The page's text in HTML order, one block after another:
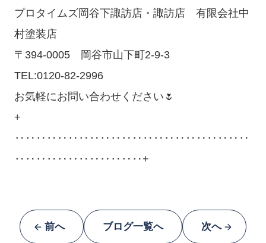
プロタイムズ岡谷下諏訪店・諏訪店 有限会社中
村塗装店
〒394-0005 岡谷市山下町2-9-3
TEL:0120-82-2996
お気軽にお問い合わせください🌷
+
‥‥‥‥‥‥‥‥‥‥‥‥‥‥‥‥‥‥‥‥‥‥
‥‥‥‥‥‥‥‥‥‥‥‥+
前へ ブログ一覧へ 次へ